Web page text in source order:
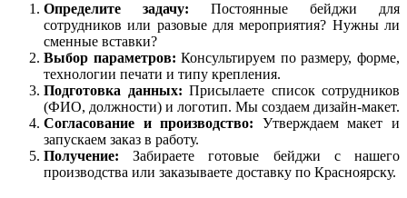
Определите задачу: Постоянные бейджи для
сотрудников или разовые для мероприятия? Нужны ли
сменные вставки?
Выбор параметров: Консультируем по размеру, форме,
технологии печати и типу крепления.
Подготовка данных: Присылаете список сотрудников
(ФИО, должности) и логотип. Мы создаем дизайн-макет.
Согласование и производство: Утверждаем макет и
запускаем заказ в работу.
Получение: Забираете готовые бейджи с нашего
производства или заказываете доставку по Красноярску.